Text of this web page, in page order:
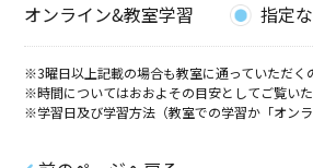
オンライン&教室学習
指定
※3曜日以上記載の場合も教室に通っていただく
※時間についてはおおよその目安としてご覧い
※学習日及び学習方法（教室での学習か「オン